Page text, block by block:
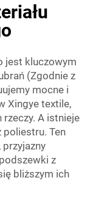
jest kluczowym
(Zgodnie z
mocne i
Xingye textile,
A istnieje
poliestru. Ten
przyjazny
z
bliższym ich